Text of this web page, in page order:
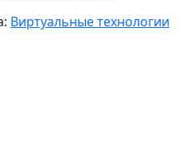
Виртуальные технологии